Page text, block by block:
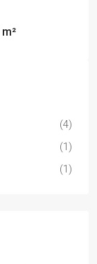
m²
(4)
(1)
(1)